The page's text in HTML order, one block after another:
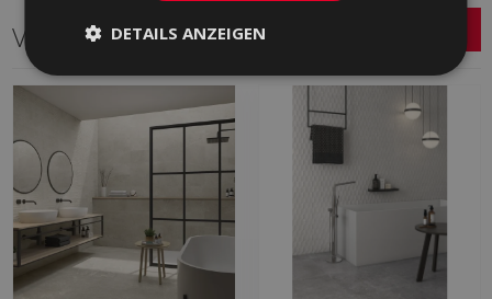
Verwandte Serien
DETAILS ANZEIGEN